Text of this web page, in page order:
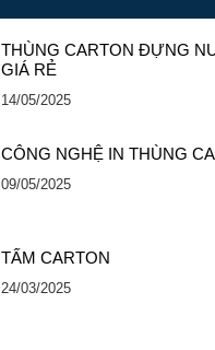
THÙNG CARTON ĐỰNG
GIÁ RẺ
14/05/2025
CÔNG NGHỆ IN THÙNG
09/05/2025
TẤM CARTON
24/03/2025